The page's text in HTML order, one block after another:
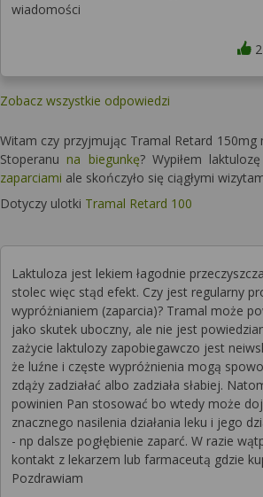
wiadomości
2
Zobacz wszystkie odpowiedzi
Witam czy przyjmując Tramal Retard 150mg
Stoperanuna biegunkę? Wypiłem
zaparciami ale skończyło się ciągłymi
Dotyczy ulotki Tramal Retard 100
Laktuloza jest lekiem łagodnie
stolec więc stąd efekt. Czy jest regularny
wypróżnianiem (zaparcia)? Tramal może
jako skutek uboczny, ale nie jest
zażycie laktulozy zapobiegawczo jest
że luźne i częste wypróżnienia mogą
zdąży zadziałać albo zadziała słabiej.
powinien Pan stosować bo wtedy może
znacznego nasilenia działania leku i jego
- np dalsze pogłębienie zaparć. W razie
kontakt z lekarzem lub farmaceutą gdzie
Pozdrawiam